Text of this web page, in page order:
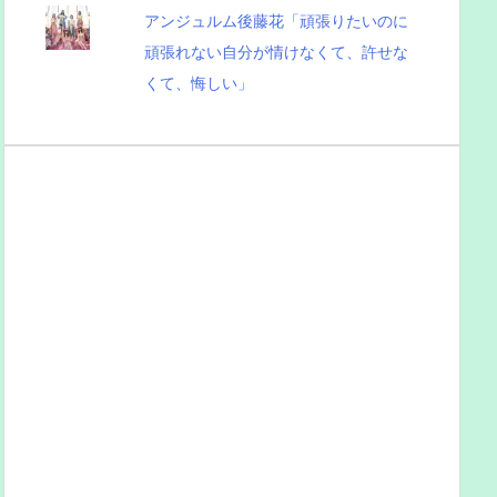
アンジュルム後藤花「頑張りたいのに
頑張れない自分が情けなくて、許せな
くて、悔しい」